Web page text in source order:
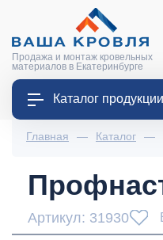
Продажа и монтаж кровельных
материалов в Екатеринбурге
Каталог продукции
Главная — Каталог —
Артикул: 31930